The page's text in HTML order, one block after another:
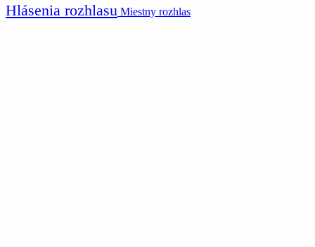
Hlásenia rozhlasu Miestny rozhlas